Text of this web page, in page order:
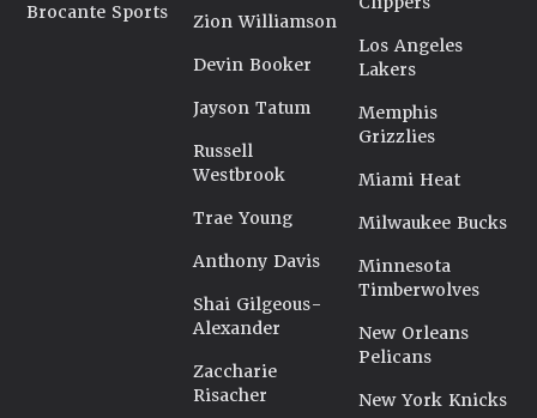
Brocante Sports
Zion Williamson
Devin Booker
Jayson Tatum
Russell
Westbrook
Trae Young
Anthony Davis
Shai Gilgeous-
Alexander
Zaccharie
Risacher
Los Angeles
Lakers
Memphis
Grizzlies
Miami Heat
Milwaukee Bucks
Minnesota
Timberwolves
New Orleans
Pelicans
New York Knicks